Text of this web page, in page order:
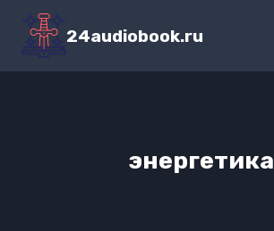
Перейти
содержимому
24audiobook.ru
энергетика